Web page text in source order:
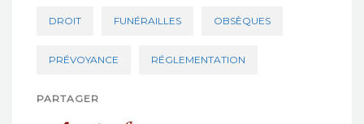
DROIT FUNÉRAILLES OBSÈQUES
PRÉVOYANCE RÉGLEMENTATION
PARTAGER